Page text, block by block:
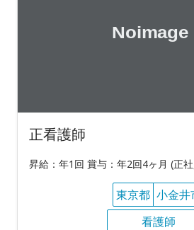
正看護師
昇給：年1回 賞与：年2回4ヶ月 (正
東京都 小金井
看護師